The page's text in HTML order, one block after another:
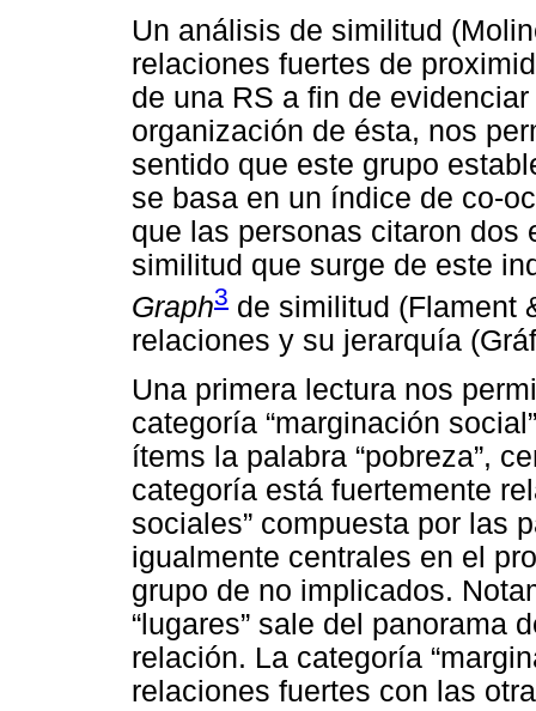
Un análisis de similitud
relaciones fuertes de
de una RS a fin de
organización de ésta, nos
sentido que este grupo
se basa en un índice de co-
que las personas citaron dos
similitud que surge de este
Graph3 de similitud (Flament
relaciones y su jerarquía
Una primera lectura nos
categoría “marginación
ítems la palabra “pobreza”,
categoría está fuertemente
sociales” compuesta por las
igualmente centrales en el
grupo de no implicados.
“lugares” sale del panorama
relación. La categoría
relaciones fuertes con las